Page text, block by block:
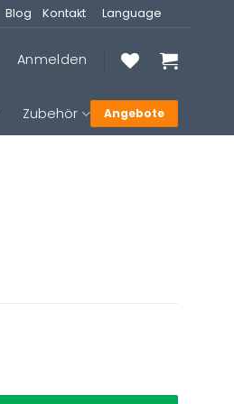
Blog Kontakt Language
Anmelden
Zubehör Angebote